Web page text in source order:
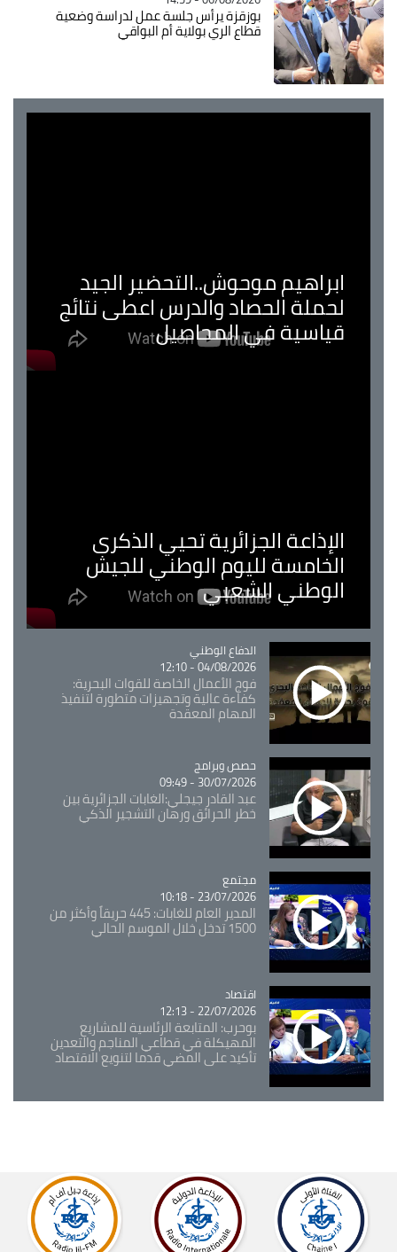
بوزقزة يرأس جلسة عمل لدراسة وضعية
قطاع الري بولاية أم البواقي
ابراهيم موحوش..التحضير الجيد
لحملة الحصاد والدرس اعطى نتائج
قياسية في المحاصيل
الإذاعة الجزائرية تحيي الذكرى
الخامسة لليوم الوطني للجيش
الوطني الشعبي
Catégorie
الدفاع الوطني
04/08/2026 - 12:10
فوج الأعمال الخاصة للقوات البحرية:
كفاءة عالية وتجهيزات متطورة لتنفيذ
المهام المعقدة
Catégorie
حصص وبرامج
30/07/2026 - 09:49
عبد القادر جيجلي:الغابات الجزائرية بين
خطر الحرائق ورهان التشجير الذكي
Catégorie
مجتمع
23/07/2026 - 10:18
المدير العام للغابات: 445 حريقاً وأكثر من
1500 تدخل خلال الموسم الحالي
Catégorie
اقتصاد
22/07/2026 - 12:13
بوحرب: المتابعة الرئاسية للمشاريع
المهيكلة في قطاعي المناجم والتعدين
تأكيد على المضي قدما لتنويع الاقتصاد